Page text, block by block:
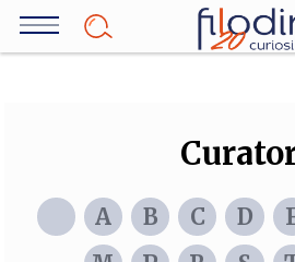
Salta
SOCIETÀ
SCIENZA
STORIA E
A B C D